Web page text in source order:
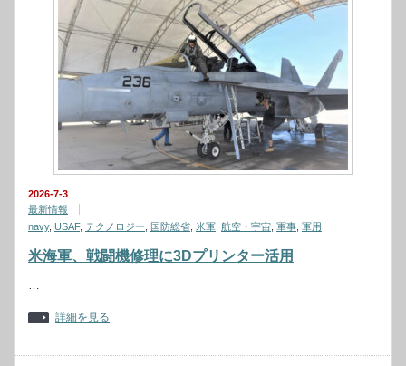
2026-7-3
最新情報
navy, USAF, テクノロジー 国防総省 米軍 航空・宇宙 軍事 軍用
米海軍、戦闘機修理に3Dプリンター活用
…
詳細を見る